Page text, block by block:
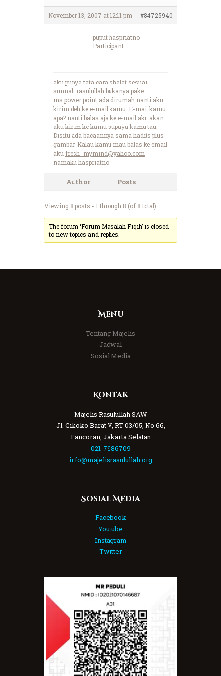
November 13, 2007 at 12:11 pm #84725940
puput haspriatno
Participant
aku punya tata cara shalat sesuai
sunnah rasulullah bukanya pake
ms.power point ada dirumah nanti aku
kirim deh ke e-mail kamu. E-mail kamu
apa? nanti balas aja ke e-mail aku akan
aku kirim ke kamu supaya kamu tau.
Disitu ada bacaannya sama hadits plus
gambar. Kalau kamu mau balas ke email
aku fresh_mymind@yahoo.com
namaku haspriatno
Author Posts
Viewing 8 posts - 1 through 8 (of 8 total)
The forum ‘Forum Masalah Fiqih’ is closed
to new topics and replies.
Menu
Tentang Majelis
Jadwal
Sosial Media
Kontak
Majelis Rasulullah SAW
Jl. Cikoko Barat V, RT 03/05, No 66,
Pancoran, Jakarta Selatan
021-7986709
info@majelisrasulullah.org
Sosial Media
Facebook
Youtube
Instagram
Twitter